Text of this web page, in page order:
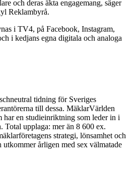
och deras äkta engagemang, säger
Reklambyrå.
i TV4, på Facebook, Instagram,
i kedjans egna digitala och analoga
tidning för Sveriges
till dessa. MäklarVärlden
har en studieinriktning som leder in i
Total upplaga: mer än 8 600 ex.
strategi, lönsamhet och
årligen med sex välmatade